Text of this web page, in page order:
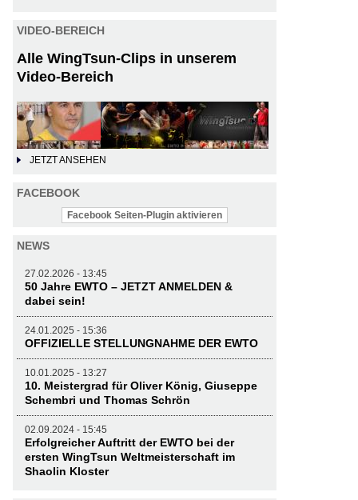
VIDEO-BEREICH
Alle WingTsun-Clips in unserem
Video-Bereich
JETZT ANSEHEN
FACEBOOK
Facebook Seiten-Plugin aktivieren
NEWS
27.02.2026 - 13:45
50 Jahre EWTO – JETZT ANMELDEN &
dabei sein!
24.01.2025 - 15:36
OFFIZIELLE STELLUNGNAHME DER EWTO
10.01.2025 - 13:27
10. Meistergrad für Oliver König, Giuseppe
Schembri und Thomas Schrön
02.09.2024 - 15:45
Erfolgreicher Auftritt der EWTO bei der
ersten WingTsun Weltmeisterschaft im
Shaolin Kloster